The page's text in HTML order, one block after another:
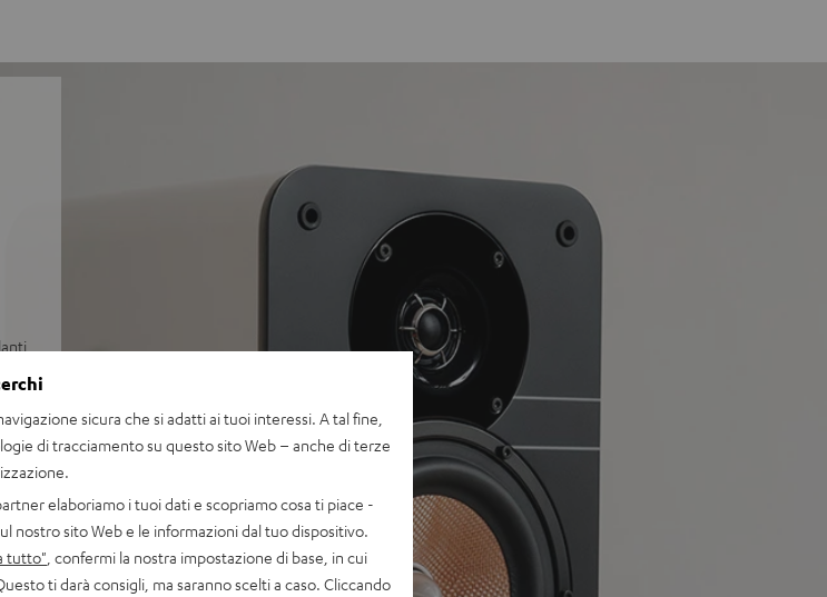
a 2
sicura che si adatti ai tuoi interessi. A tal fine,
di tracciamento su questo sito Web – anche di terze
elaboriamo i tuoi dati e scopriamo cosa ti piace -
nostro sito Web e le informazioni dal tuo dispositivo.
tutto" , confermi la nostra impostazione di base, in cui
ti darà consigli, ma saranno scelti a caso. Cliccando